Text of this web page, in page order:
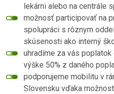
lekárni alebo na centrále
možnosť participovať na
spolupráci s rôznym
skúsenosti ako interný
uhradíme za vás
výške 50% z daného
podporujeme mobilitu v
Slovensku vďaka